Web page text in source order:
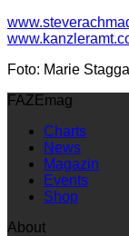
Foto: Marie
FAZEmag
Charts
News
Magazin
Events
Shop
About